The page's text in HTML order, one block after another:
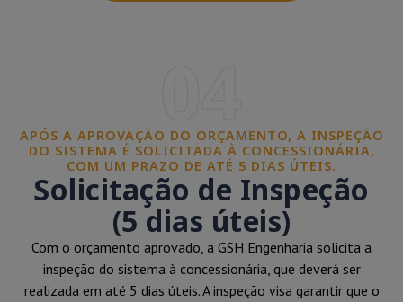
APÓS A APROVAÇÃO DO ORÇAMENTO, A INSPEÇÃO
DO SISTEMA É SOLICITADA À CONCESSIONÁRIA,
COM UM PRAZO DE ATÉ 5 DIAS ÚTEIS.
Solicitação de Inspeção
(5 dias úteis)
Com o orçamento aprovado, a GSH Engenharia solicita a
inspeção do sistema à concessionária, que deverá ser
realizada em até 5 dias úteis. A inspeção visa garantir que o